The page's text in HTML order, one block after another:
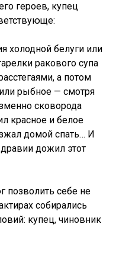
героев, купец
холодной белуги или
ракового супа
а потом
рыбное — смотря
сковорода
красное и белое
домой спать… И
дожил этот
позволить себе не
собирались
купец, чиновник